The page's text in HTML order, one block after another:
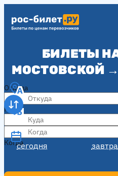
БИЛЕТЫ
МОСТОВСКОЙ
Откуда
Куда
Когда
сегодня завтра
Когда